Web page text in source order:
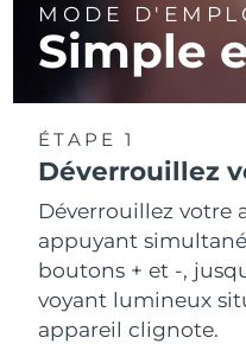
MODE
Simple
ÉTAPE 1
Déverrouillez
Déverrouillez votre
appuyant
boutons + et -,
voyant lumineux
appareil clignote.